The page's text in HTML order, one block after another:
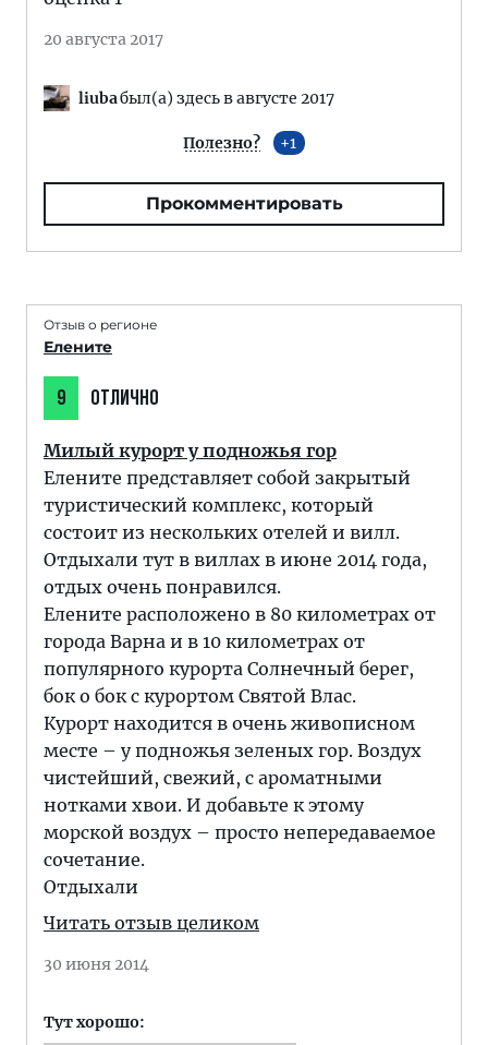
20 августа 2017
liubaбыл(а) здесь в августе 2017
Полезно? 1
Прокомментировать
Отзыв о регионе
Елените
9 ОТЛИЧНО
Милый курорт у подножья гор
Елените представляет собой закрытый
туристический комплекс, который
состоит из нескольких отелей и вилл.
Отдыхали тут в виллах в июне 2014 года,
отдых очень понравился.
Елените расположено в 80 километрах от
города Варна и в 10 километрах от
популярного курорта Солнечный берег,
бок о бок с курортом Святой Влас.
Курорт находится в очень живописном
месте – у подножья зеленых гор. Воздух
чистейший, свежий, с ароматными
нотками хвои. И добавьте к этому
морской воздух – просто непередаваемое
сочетание.
Отдыхали
Читать отзыв целиком
30 июня 2014
Тут хорошо: